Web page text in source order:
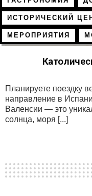
ИСТОРИЧЕСКИЙ
МЕРОПРИЯТИЯ
Планируете поездку
направление в
Валенсии — это
солнца, моря [...]